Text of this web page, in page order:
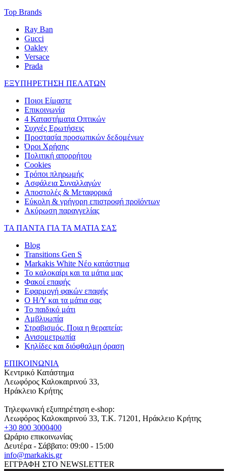
Top Brands
Ray Ban
Gucci
Oakley
Versace
Prada
ΕΞΥΠΗΡΕΤΗΣΗ ΠΕΛΑΤΩΝ
Ποιοι Είμαστε
Επικοινωνία
4 Καταστήματα Οπτικών
Συχνές Ερωτήσεις
Προστασία προσωπικών δεδομένων
Όροι Χρήσης
Πολιτική απορρήτου
Cookies
Τρόποι πληρωμής
Ασφάλεια Συναλλαγών
Αποστολές & Μεταφορικά
Εύκολη & γρήγορη επιστροφή προϊόντων
Ακύρωση παραγγελίας
ΤΑ ΠΑΝΤΑ ΓΙΑ ΤΑ ΜΑΤΙΑ ΣΑΣ
Blog
Transitions Gen S
Markakis White Νέο κατάστημα
Το καλοκαίρι και τα μάτια μας
Φακοί επαφής
Εφαρμογή φακών επαφής
Ο Η/Υ και τα μάτια σας
Το παιδικό μάτι
Αμβλυωπία
Στραβισμός. Ποια η θεραπεία;
Ανισομετρωπία
Κηλίδες και διόφθαλμη όραση
ΕΠΙΚΟΙΝΩΝΙΑ
Κεντρικό Κατάστημα
Λεωφόρος Καλοκαιρινού 33,
Ηράκλειο Κρήτης
Τηλεφωνική εξυπηρέτηση e-shop:
Λεωφόρος Καλοκαιρινού 33, T.K. 71201, Ηράκλειο Κρήτης
+30 800 3000400
Ωράριο επικοινωνίας
Δευτέρα - Σάββατο: 09:00 - 15:00
info@markakis.gr
ΕΓΓΡΑΦΗ ΣΤΟ NEWSLETTER